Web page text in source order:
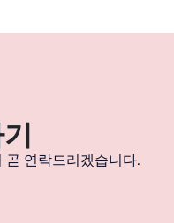
곧 연락드리겠습니다.